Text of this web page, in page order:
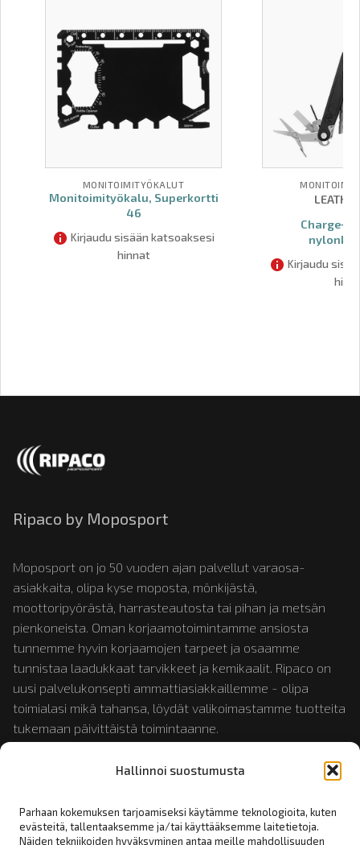
Hallinnoi suostumusta
Parhaan kokemuksen tarjoamiseksi käytämme teknologioita, kuten
evästeitä, tallentaaksemme ja/tai käyttääksemme laitetietoja.
Näiden tekniikoiden hyväksyminen antaa meille mahdollisuuden
MONITOIMITYÖKALUT
Monitoimityökalu, Superkortti
46
Kirjaudu sisään katsoaksesi
hinnat
Charge+
Kirjaudu
Ripaco by Moposport
Moposport on jo 50 vuoden ajan palvellut varaosa-
asiakkaita, olipa kyse moposta, mönkijästä,
moottoripyörästä, harrasteautosta tai pihan ja metsän
pienkoneista. Oman korjaamotoimintamme ansiosta
tunnemme hyvin korjaamojen tarpeet ja osaamme
tunnistaa laadukkaat tarvikkeet ja kemikaalit. Ripaco on
uusi palvelukonsepti ammattiasiakkaillemme - olipa
toimialasi mikä tahansa, löydät valikoimastamme tuotteita
tukemaan päivittäistä toimintaanne.
mopotukku.fijamoposport.fi